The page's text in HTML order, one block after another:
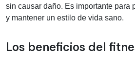
sin causar daño. Es importante para
y mantener un estilo de vida sano.
Los beneficios del